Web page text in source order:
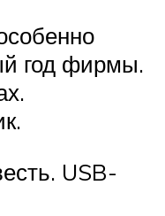
год фирмы.
USB-